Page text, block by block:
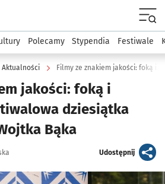
podserwis: Kultura
Polecamy Stypendia Festiwale
Aktualności
jakości: foką i
dziesiątka
Bąka
Udostępnijartykuł